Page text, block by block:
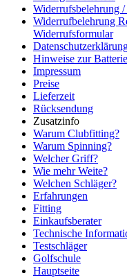
Widerrufsbelehrung
Widerrufbelehrung
Widerrufsformular
Hinweise zur
Impressum
Preise
Lieferzeit
Rücksendung
Zusatzinfo
Warum Clubfitting?
Warum Spinning?
Welcher Griff?
Wie mehr Weite?
Welchen Schläger?
Erfahrungen
Fitting
Einkaufsberater
Technische
Testschläger
Golfschule
Hauptseite